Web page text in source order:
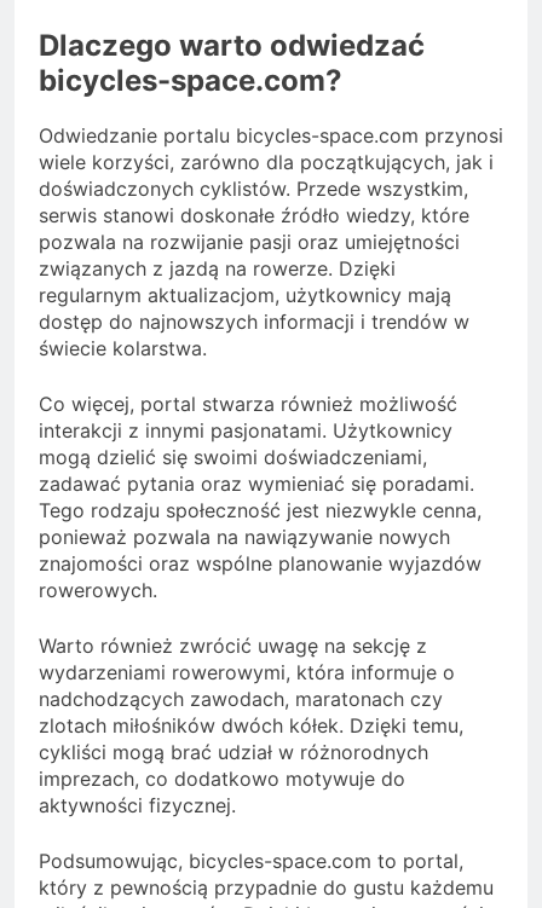
Dlaczego warto odwiedzać
bicycles-space.com?
Odwiedzanie portalu bicycles-space.com przynosi
wiele korzyści, zarówno dla początkujących, jak i
doświadczonych cyklistów. Przede wszystkim,
serwis stanowi doskonałe źródło wiedzy, które
pozwala na rozwijanie pasji oraz umiejętności
związanych z jazdą na rowerze. Dzięki
regularnym aktualizacjom, użytkownicy mają
dostęp do najnowszych informacji i trendów w
świecie kolarstwa.
Co więcej, portal stwarza również możliwość
interakcji z innymi pasjonatami. Użytkownicy
mogą dzielić się swoimi doświadczeniami,
zadawać pytania oraz wymieniać się poradami.
Tego rodzaju społeczność jest niezwykle cenna,
ponieważ pozwala na nawiązywanie nowych
znajomości oraz wspólne planowanie wyjazdów
rowerowych.
Warto również zwrócić uwagę na sekcję z
wydarzeniami rowerowymi, która informuje o
nadchodzących zawodach, maratonach czy
zlotach miłośników dwóch kółek. Dzięki temu,
cykliści mogą brać udział w różnorodnych
imprezach, co dodatkowo motywuje do
aktywności fizycznej.
Podsumowując, bicycles-space.com to portal,
który z pewnością przypadnie do gustu każdemu